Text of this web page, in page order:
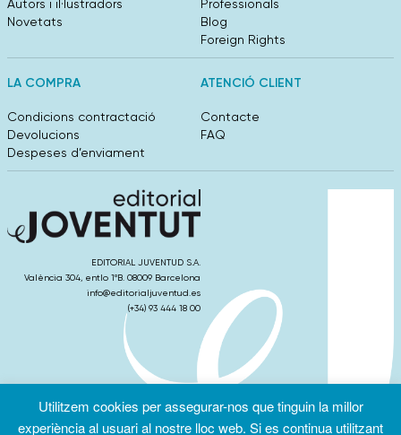
Autors i il·lustradors
Novetats
Professionals
Blog
Foreign Rights
LA COMPRA
Condicions contractació
Devolucions
Despeses d’enviament
ATENCIÓ CLIENT
Contacte
FAQ
EDITORIAL JUVENTUD S.A.
València 304, entlo 1ºB. 08009 Barcelona
info@editorialjuventud.es
(+34) 93 444 18 00
Condicions
Política de
Política de
cookies
Utilitzem cookies per assegurar-nos que tinguin la millor
experiència al usuari al nostre lloc web. Si es continua utilitzant